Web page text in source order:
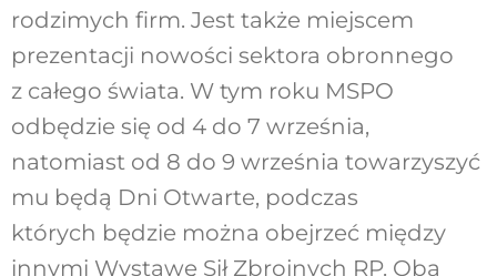
rodzimych firm. Jest także miejscem
prezentacji nowości sektora obronnego
z całego świata. W tym roku MSPO
odbędzie się od 4 do 7 września,
natomiast od 8 do 9 września towarzyszyć
mu będą Dni Otwarte, podczas
których będzie można obejrzeć między
innymi Wystawę Sił Zbrojnych RP. Oba